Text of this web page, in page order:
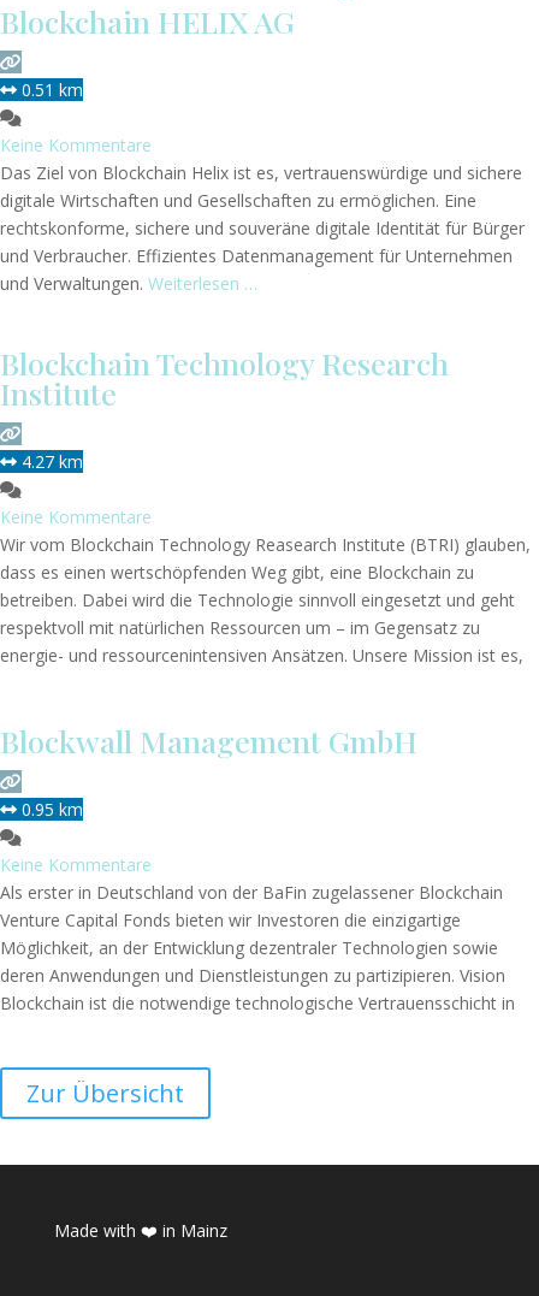
Blockchain HELIX AG
0.51 km
Keine Kommentare
Das Ziel von Blockchain Helix ist es, vertrauenswürdige und sichere
digitale Wirtschaften und Gesellschaften zu ermöglichen. Eine
rechtskonforme, sichere und souveräne digitale Identität für Bürger
und Verbraucher. Effizientes Datenmanagement für Unternehmen
und Verwaltungen. Weiterlesen …
Blockchain Technology Research
Institute
4.27 km
Keine Kommentare
Wir vom Blockchain Technology Reasearch Institute (BTRI) glauben,
dass es einen wertschöpfenden Weg gibt, eine Blockchain zu
betreiben. Dabei wird die Technologie sinnvoll eingesetzt und geht
respektvoll mit natürlichen Ressourcen um – im Gegensatz zu
energie- und ressourcenintensiven Ansätzen. Unsere Mission ist es,
Blockwall Management GmbH
0.95 km
Keine Kommentare
Als erster in Deutschland von der BaFin zugelassener Blockchain
Venture Capital Fonds bieten wir Investoren die einzigartige
Möglichkeit, an der Entwicklung dezentraler Technologien sowie
deren Anwendungen und Dienstleistungen zu partizipieren. Vision
Blockchain ist die notwendige technologische Vertrauensschicht in
kontrollieren. Mission Wir streben
Zur Übersicht
Made with ❤️ in Mainz